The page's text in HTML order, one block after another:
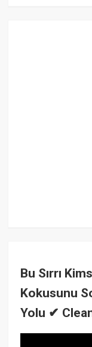
Bu Sırrı
Kokusunu
Yolu ✔